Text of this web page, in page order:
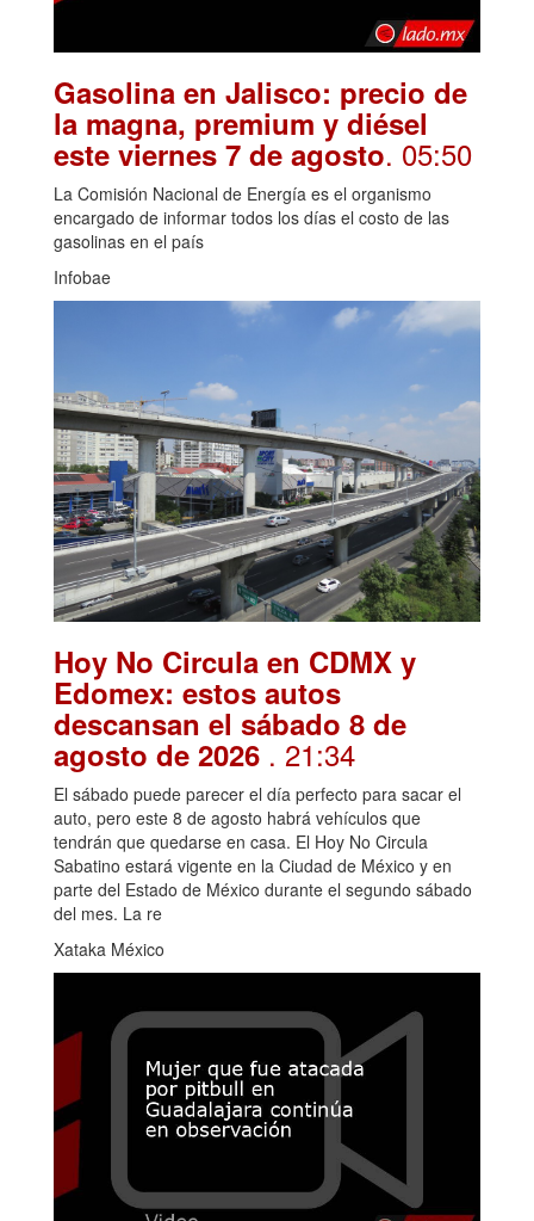
Gasolina en Jalisco: precio de
la magna, premium y diésel
este viernes 7 de agosto. 05:50
La Comisión Nacional de Energía es el organismo
encargado de informar todos los días el costo de las
gasolinas en el país
Infobae
Hoy No Circula en CDMX y
Edomex: estos autos
descansan el sábado 8 de
agosto de 2026 . 21:34
El sábado puede parecer el día perfecto para sacar el
auto, pero este 8 de agosto habrá vehículos que
tendrán que quedarse en casa. El Hoy No Circula
Sabatino estará vigente en la Ciudad de México y en
parte del Estado de México durante el segundo sábado
del mes. La re
Xataka México